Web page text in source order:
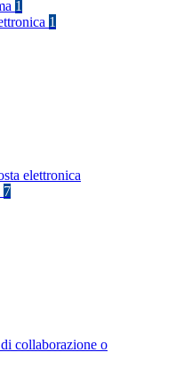
1
1
elettronica
7
collaborazione o